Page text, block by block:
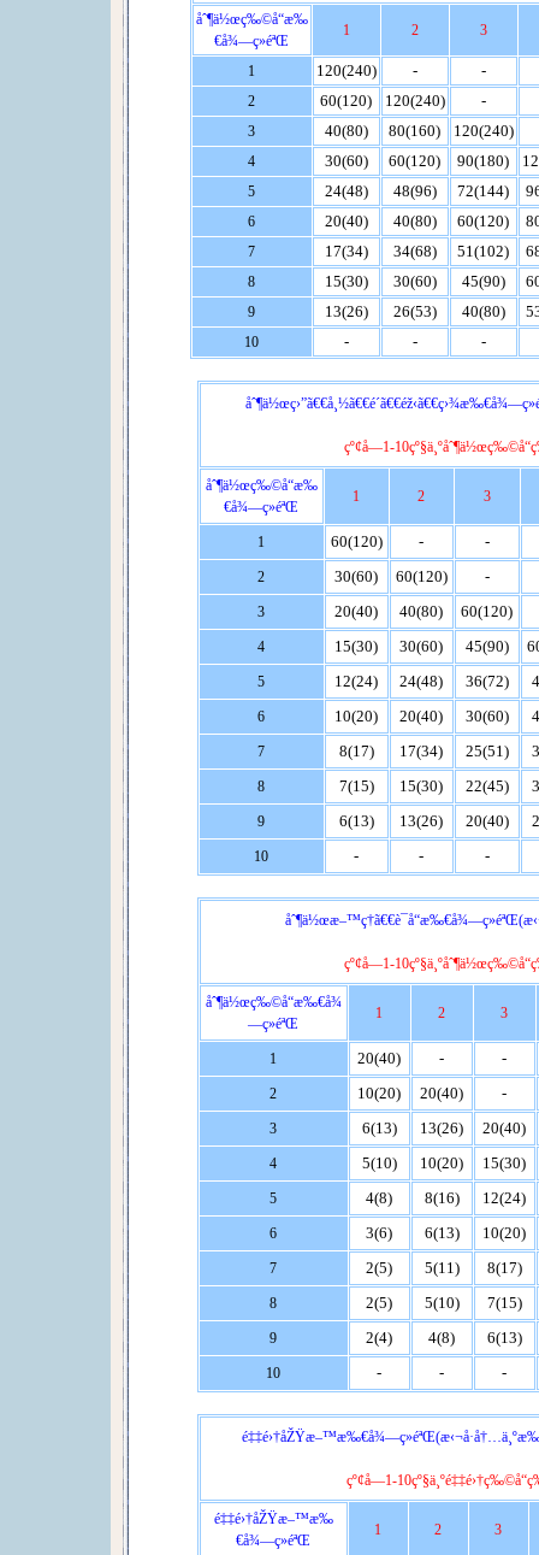
åˆ¶ä½œç‰©å“æ‰
€å¾—ç»éªŒ
1 2 3
1 120(240) - -
2 60(120) 120(240) -
3 40(80) 80(160) 120(240)
4 30(60) 60(120) 90(180)
5 24(48) 48(96) 72(144)
6 20(40) 40(80) 60(120)
7 17(34) 34(68) 51(102)
8 15(30) 30(60) 45(90)
9 13(26) 26(53) 40(80)
10 - - -
çº¢å­—1-
åˆ¶ä½œç‰©å“æ‰
€å¾—ç»éªŒ
1 2 3
1 60(120) - -
2 30(60) 60(120) -
3 20(40) 40(80) 60(120)
4 15(30) 30(60) 45(90)
5 12(24) 24(48) 36(72)
6 10(20) 20(40) 30(60)
7 8(17) 17(34) 25(51)
8 7(15) 15(30) 22(45)
9 6(13) 13(26) 20(40)
10 - - -
çº¢å­—1-
åˆ¶ä½œç‰©å“æ‰€å¾
—ç»éªŒ
1 2 3
1 20(40) - -
2 10(20) 20(40) -
3 6(13) 13(26) 20(40)
4 5(10) 10(20) 15(30)
5 4(8) 8(16) 12(24)
6 3(6) 6(13) 10(20)
7 2(5) 5(11) 8(17)
8 2(5) 5(10) 7(15)
9 2(4) 4(8) 6(13)
10 - - -
çº¢å­—1-
é‡‡é›†åŽŸæ–™æ‰
€å¾—ç»éªŒ
1 2 3